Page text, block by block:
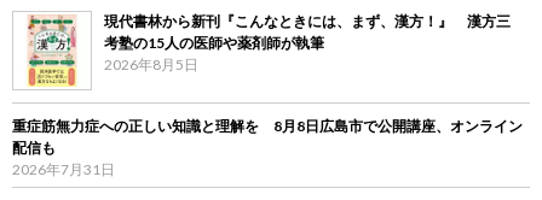
現代書林から新刊『こんなときには、まず、漢方！』 漢方三
考塾の15人の医師や薬剤師が執筆
2026年8月5日
重症筋無力症への正しい知識と理解を 8月8日広島市で公開講座、オンライン
配信も
2026年7月31日